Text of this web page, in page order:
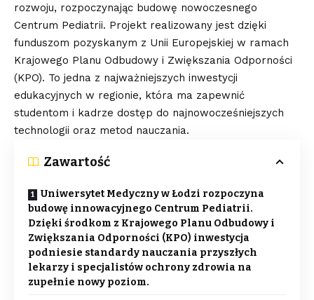
rozwoju, rozpoczynając budowę nowoczesnego
Centrum Pediatrii. Projekt realizowany jest dzięki
funduszom pozyskanym z Unii Europejskiej w ramach
Krajowego Planu Odbudowy i Zwiększania Odporności
(KPO). To jedna z najważniejszych inwestycji
edukacyjnych w regionie, która ma zapewnić
studentom i kadrze dostęp do najnowocześniejszych
technologii oraz metod nauczania.
Zawartość
Uniwersytet Medyczny w Łodzi rozpoczyna
budowę innowacyjnego Centrum Pediatrii.
Dzięki środkom z Krajowego Planu Odbudowy i
Zwiększania Odporności (KPO) inwestycja
podniesie standardy nauczania przyszłych
lekarzy i specjalistów ochrony zdrowia na
zupełnie nowy poziom.